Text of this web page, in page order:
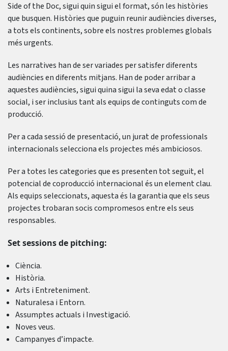
Side of the Doc, sigui quin sigui el format, són les històries
que busquen. Històries que puguin reunir audiències diverses,
a tots els continents, sobre els nostres problemes globals
més urgents.
Les narratives han de ser variades per satisfer diferents
audiències en diferents mitjans. Han de poder arribar a
aquestes audiències, sigui quina sigui la seva edat o classe
social, i ser inclusius tant als equips de continguts com de
producció.
Per a cada sessió de presentació, un jurat de professionals
internacionals selecciona els projectes més ambiciosos.
Per a totes les categories que es presenten tot seguit, el
potencial de coproducció internacional és un element clau.
Als equips seleccionats, aquesta és la garantia que els seus
projectes trobaran socis compromesos entre els seus
responsables.
Set sessions de pitching:
Ciència.
Història.
Arts i Entreteniment.
Naturalesa i Entorn.
Assumptes actuals i Investigació.
Noves veus.
Campanyes d’impacte.